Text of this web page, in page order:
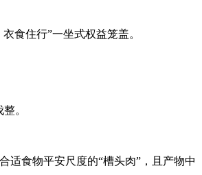
食住行”一坐式权益笼盖。
。
食物平安尺度的“槽头肉”，且产物中